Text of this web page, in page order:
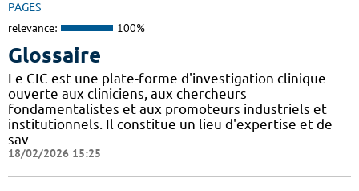
PAGES
relevance: 100%
Glossaire
Le CIC est une plate-forme d'investigation clinique
ouverte aux cliniciens, aux chercheurs
fondamentalistes et aux promoteurs industriels et
institutionnels. Il constitue un lieu d'expertise et de
sav
18/02/2026 15:25